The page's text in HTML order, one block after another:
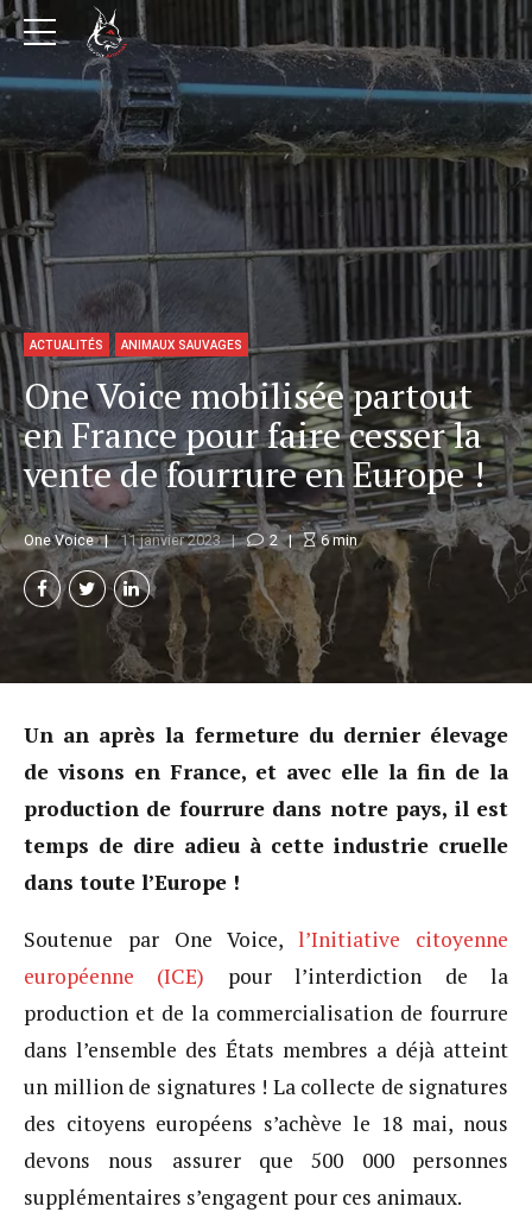
ACTUALITÉS ANIMAUX SAUVAGES
One Voice mobilisée partout
en France pour faire cesser la
vente de fourrure en Europe !
One Voice 11 janvier 2023 2 6min
Un an après la fermeture du dernier élevage
de visons en France, et avec elle la fin de la
production de fourrure dans notre pays, il est
temps de dire adieu à cette industrie cruelle
dans toute l’Europe !
Soutenue par One Voice, l’Initiative citoyenne
européenne (ICE) pour l’interdiction de la
production et de la commercialisation de fourrure
dans l’ensemble des États membres a déjà atteint
un million de signatures ! La collecte de signatures
des citoyens européens s’achève le 18 mai, nous
devons nous assurer que 500 000 personnes
supplémentaires s’engagent pour ces animaux.